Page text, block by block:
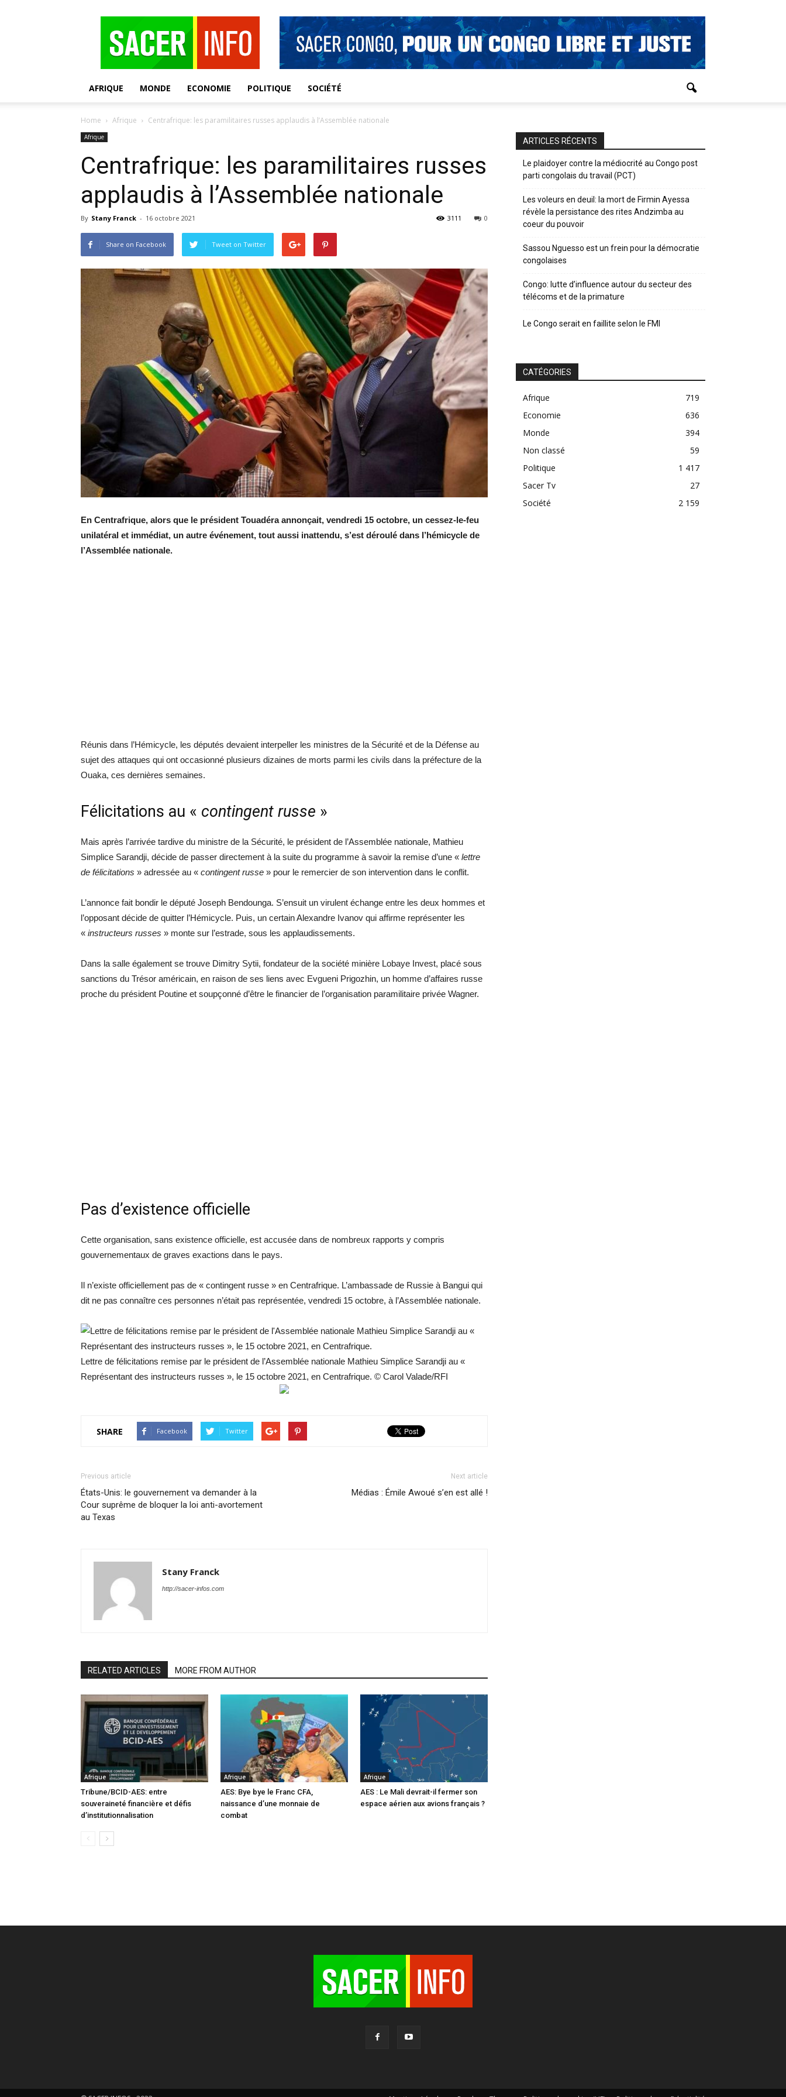
AFRIQUE MONDE ECONOMIE POLITIQUE SOCIÉTÉ
Home Afrique Centrafrique: les paramilitaires russes applaudis à l’Assemblée nationale
Afrique
Centrafrique: les paramilitaires russes
applaudis à l’Assemblée nationale
By Stany Franck - 16 octobre 2021 0
3111
Share on Facebook Tweet on Twitter
En Centrafrique, alors que le président Touadéra annonçait, vendredi 15 octobre, un cessez-le-feu
unilatéral et immédiat, un autre événement, tout aussi inattendu, s’est déroulé dans l’hémicycle de
l’Assemblée nationale.
Réunis dans l’Hémicycle, les députés devaient interpeller les ministres de la Sécurité et de la Défense au
sujet des attaques qui ont occasionné plusieurs dizaines de morts parmi les civils dans la préfecture de la
Ouaka, ces dernières semaines.
Félicitations au « contingent russe »
Mais après l’arrivée tardive du ministre de la Sécurité, le président de l’Assemblée nationale, Mathieu
Simplice Sarandji, décide de passer directement à la suite du programme à savoir la remise d’une « lettre
de félicitations » adressée au « contingent russe » pour le remercier de son intervention dans le conflit.
L’annonce fait bondir le député Joseph Bendounga. S’ensuit un virulent échange entre les deux hommes et
l’opposant décide de quitter l’Hémicycle. Puis, un certain Alexandre Ivanov qui affirme représenter les
« instructeurs russes » monte sur l’estrade, sous les applaudissements.
Dans la salle également se trouve Dimitry Sytii, fondateur de la société minière Lobaye Invest, placé sous
sanctions du Trésor américain, en raison de ses liens avec Evgueni Prigozhin, un homme d’affaires russe
proche du président Poutine et soupçonné d’être le financier de l’organisation paramilitaire privée Wagner.
Pas d’existence officielle
Cette organisation, sans existence officielle, est accusée dans de nombreux rapports y compris
gouvernementaux de graves exactions dans le pays.
Il n’existe officiellement pas de « contingent russe » en Centrafrique. L’ambassade de Russie à Bangui qui
dit ne pas connaître ces personnes n’était pas représentée, vendredi 15 octobre, à l’Assemblée nationale.
Lettre de félicitations remise par le président de l’Assemblée nationale Mathieu Simplice Sarandji au «
Représentant des instructeurs russes », le 15 octobre 2021, en Centrafrique. © Carol Valade/RFI
SHARE Facebook Twitter
Previous article
États-Unis: le gouvernement va demander à la
Cour suprême de bloquer la loi anti-avortement
au Texas
Next article
Médias : Émile Awoué s’en est allé !
Stany Franck
http://sacer-infos.com
RELATED ARTICLES MORE FROM AUTHOR
Afrique
Tribune/BCID-AES: entre
souveraineté financière et défis
d’institutionnalisation
Afrique
AES: Bye bye le Franc CFA,
naissance d’une monnaie de
combat
Afrique
AES : Le Mali devrait-il fermer son
espace aérien aux avions français ?
ARTICLES RÉCENTS
Le plaidoyer contre la médiocrité au Congo post
parti congolais du travail (PCT)
Les voleurs en deuil: la mort de Firmin Ayessa
révèle la persistance des rites Andzimba au
coeur du pouvoir
Sassou Nguesso est un frein pour la démocratie
congolaises
Congo: lutte d’influence autour du secteur des
télécoms et de la primature
Le Congo serait en faillite selon le FMI
CATÉGORIES
Afrique
719
Economie
636
Monde
394
Non classé
59
Politique
1 417
Sacer Tv
27
Société
2 159